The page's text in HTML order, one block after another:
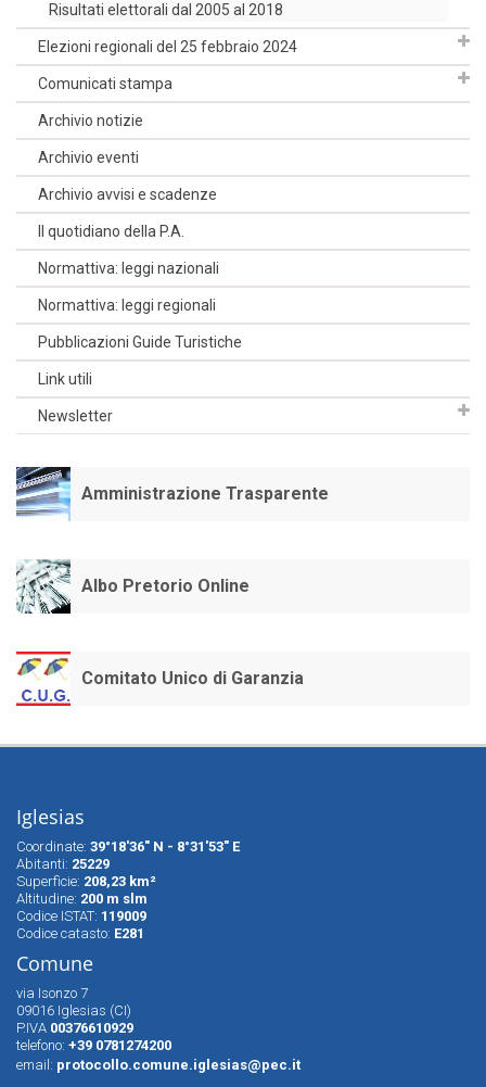
Risultati elettorali dal 2005 al 2018
Elezioni regionali del 25 febbraio 2024
Comunicati stampa
Archivio notizie
Archivio eventi
Archivio avvisi e scadenze
Il quotidiano della P.A.
Normattiva: leggi nazionali
Normattiva: leggi regionali
Pubblicazioni Guide Turistiche
Link utili
Newsletter
Amministrazione Trasparente
Albo Pretorio Online
Comitato Unico di Garanzia
Iglesias
Coordinate: 39°18'36" N - 8°31'53" E
Abitanti: 25229
Superfìcie: 208,23 km²
Altitudine: 200 m slm
Codice ISTAT: 119009
Codice catasto: E281
Comune
via Isonzo 7
09016 Iglesias (CI)
P.IVA 00376610929
telefono: +39 0781274200
email: protocollo.comune.iglesias@pec.it